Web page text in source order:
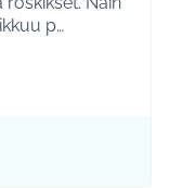
p…
Ympäristö